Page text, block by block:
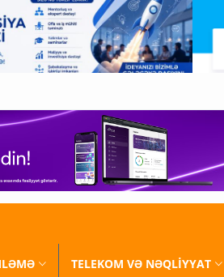
TELEKOM VƏ NƏQLİYYAT